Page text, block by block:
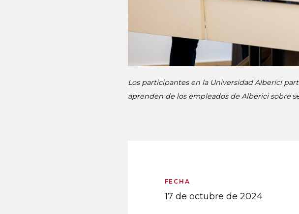
Los participantes en la Universidad Alberici
aprenden de los empleados de Alberici sobre
FECHA
17 de octubre de 2024